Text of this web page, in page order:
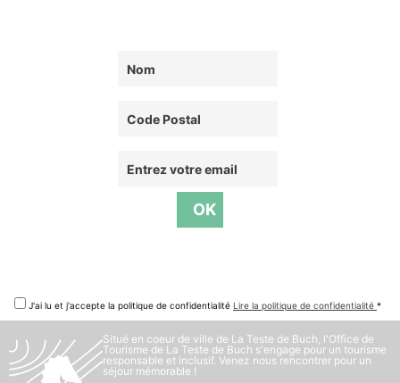
J'ai lu et j'accepte la politique de confidentialité Lire la politique de confidentialité *
Situé en coeur de ville de La Teste de Buch, l'Office de
Tourisme de La Teste de Buch s'engage pour un tourisme
responsable et inclusif. Venez nous rencontrer pour un
séjour mémorable !